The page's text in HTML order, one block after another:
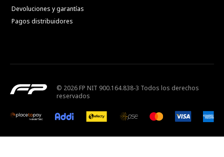
Devoluciones y garantías
Pagos distribuidores
© 2026 FP NIT 900.164.838-3 Todos los derechos
reservados